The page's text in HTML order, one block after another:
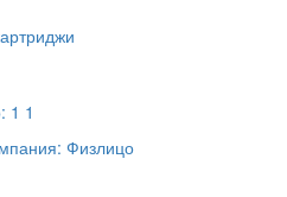
1 1
Физлицо